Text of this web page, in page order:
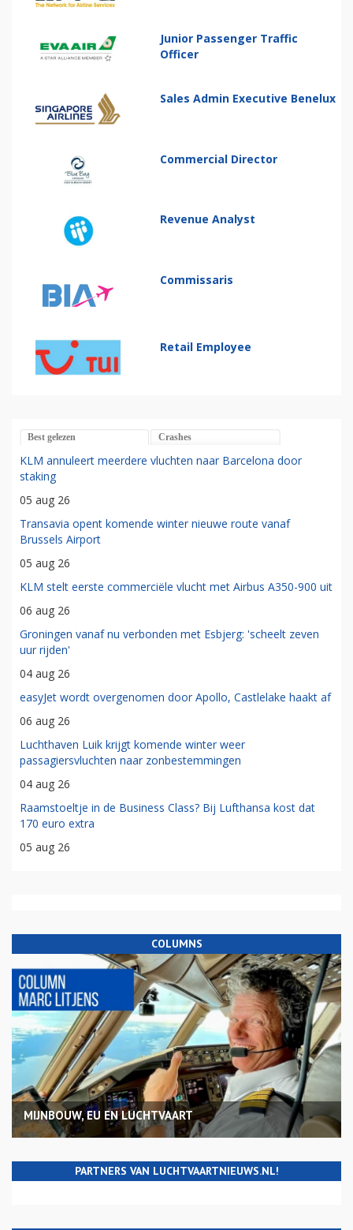
Junior Passenger Traffic
Officer
Sales Admin Executive Benelux
Commercial Director
Revenue Analyst
Commissaris
Retail Employee
Best gelezen Crashes
KLM annuleert meerdere vluchten naar Barcelona door
staking
05 aug 26
Transavia opent komende winter nieuwe route vanaf
Brussels Airport
05 aug 26
KLM stelt eerste commerciële vlucht met Airbus A350-900 uit
06 aug 26
Groningen vanaf nu verbonden met Esbjerg: 'scheelt zeven
uur rijden'
04 aug 26
easyJet wordt overgenomen door Apollo, Castlelake haakt af
06 aug 26
Luchthaven Luik krijgt komende winter weer
passagiersvluchten naar zonbestemmingen
04 aug 26
Raamstoeltje in de Business Class? Bij Lufthansa kost dat
170 euro extra
05 aug 26
COLUMNS
MIJNBOUW, EU EN LUCHTVAART
PARTNERS VAN LUCHTVAARTNIEUWS.NL!